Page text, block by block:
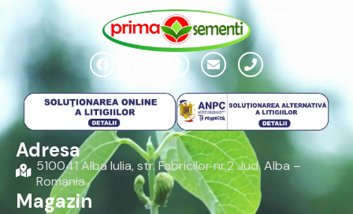
Adresa
510041 Alba Iulia, str. Fabricilor nr.2 Jud. Alba –
Romania
Magazin